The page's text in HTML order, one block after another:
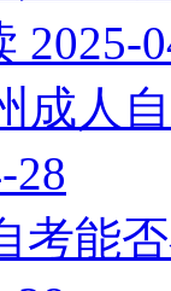
2025-
成人
28
考能